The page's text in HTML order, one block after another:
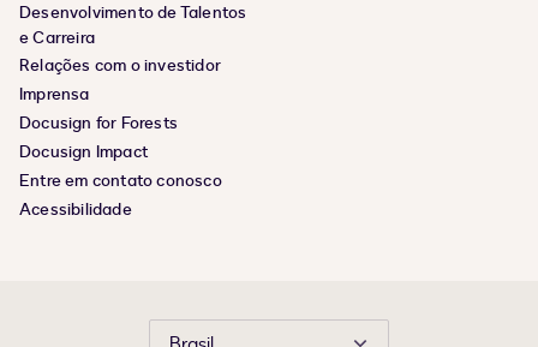
Desenvolvimento de Talentos
e Carreira
Relações com o investidor
Imprensa
Docusign for Forests
Docusign Impact
Entre em contato conosco
Acessibilidade